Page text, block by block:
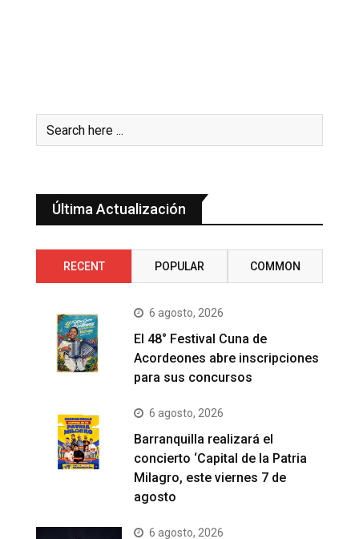
Última Actualización
RECENT POPULAR COMMON
6 agosto, 2026
El 48° Festival Cuna de
Acordeones abre inscripciones
para sus concursos
6 agosto, 2026
Barranquilla realizará el
concierto ‘Capital de la Patria
Milagro, este viernes 7 de
agosto
6 agosto, 2026